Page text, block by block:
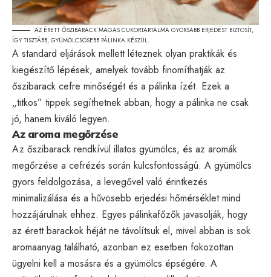
AZ ÉRETT ŐSZIBARACK MAGAS CUKORTARTALMA GYORSABB ERJEDÉST BIZTOSÍT,
ÍGY TISZTÁBB, GYÜMÖLCSÖSEBB PÁLINKA KÉSZÜL.
A standard eljárások mellett léteznek olyan praktikák és
kiegészítő lépések, amelyek tovább finomíthatják az
őszibarack cefre minőségét és a pálinka ízét. Ezek a
„titkos” tippek segíthetnek abban, hogy a pálinka ne csak
jó, hanem kiváló legyen.
Az aroma megőrzése
Az őszibarack rendkívül illatos gyümölcs, és az aromák
megőrzése a cefrézés során kulcsfontosságú. A gyümölcs
gyors feldolgozása, a levegővel való érintkezés
minimalizálása és a hűvösebb erjedési hőmérséklet mind
hozzájárulnak ehhez. Egyes pálinkafőzők javasolják, hogy
az érett barackok héját ne távolítsuk el, mivel abban is sok
aromaanyag található, azonban ez esetben fokozottan
ügyelni kell a mosásra és a gyümölcs épségére. A